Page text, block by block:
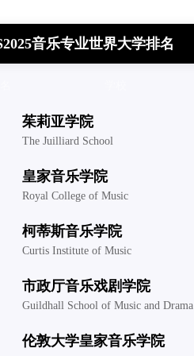
音乐专业世界大学排名
茱莉亚学院
The Juilliard School
皇家音乐学院
Royal College of Music
柯蒂斯音乐学院
Curtis Institute of Music
市政厅音乐戏剧学院
Guildhall School of Music and Drama
伦敦大学皇家音乐学院